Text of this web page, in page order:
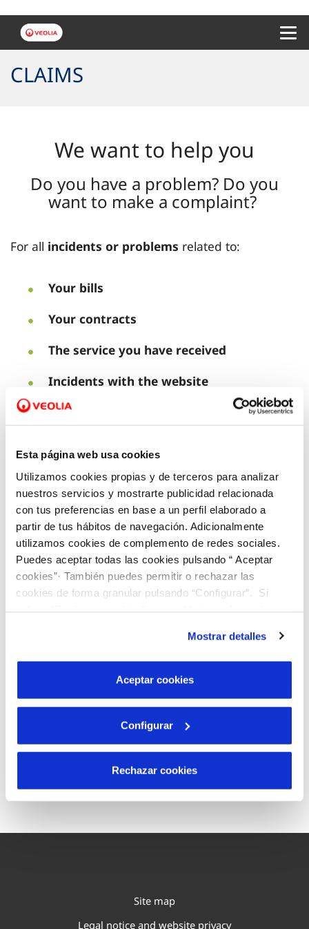
Esta página web usa cookies
Utilizamos cookies propias y de terceros para analizar
nuestros servicios y mostrarte publicidad relacionada
con tus preferencias en base a un perfil elaborado a
partir de tus hábitos de navegación. Adicionalmente
utilizamos cookies de complemento de redes sociales.
Puedes aceptar todas las cookies pulsando “ Aceptar
cookies”· También puedes permitir o rechazar las
cookies de forma granular pulsando “Configurar”. Si
son indispensables para que el sitio web funcione y que
por tanto no se pueden desactivar. Puedes consultar
más información en nuestraPolítica de Cookies
Mostrar detalles
Aceptar cookies
Configurar
Rechazar cookies
CLAIMS
We want to help you
Do you have a problem? Do you
want to make a complaint?
For all incidents or problems related to:
Your bills
Your contracts
The service you have received
Incidents with the website
Building works or faults
Area
Fill in the form and we’ll get back to you as soon as
possible.
Check here our
Complaints and Claims
Procedure
Site map
Legal notice and website privacy